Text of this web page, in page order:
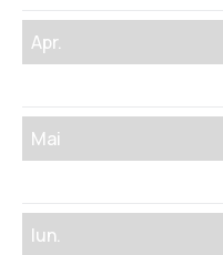
Apr.
Mai
Iun.